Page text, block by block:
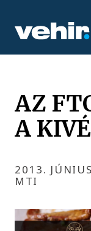
AZ
A
2013.
MTI